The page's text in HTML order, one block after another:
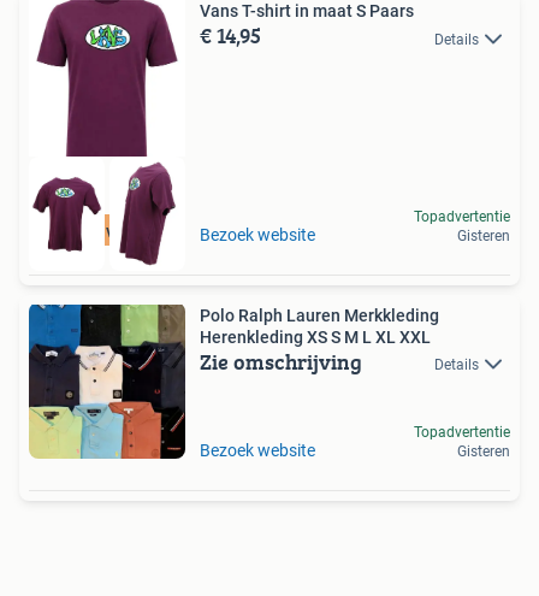
Tot 75% voordeel
Vans T-shirt in maat S Paars
€ 14,95 Details
Bezoek website
Topadvertentie
Gisteren
Polo Ralph Lauren Merkkleding
Herenkleding XS S M L XL XXL
Zie omschrijving Details
Bezoek website
Topadvertentie
Gisteren